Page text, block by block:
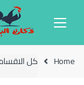
Home كل